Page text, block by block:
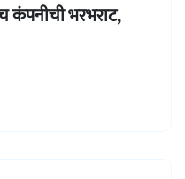
कंपनीची भरभराट,